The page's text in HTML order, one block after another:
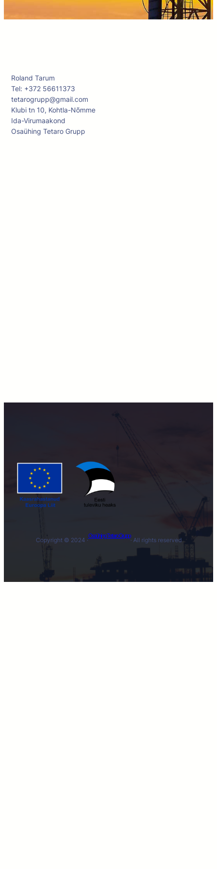
Roland Tarum
Tel: +372 56611373
tetarogrupp@gmail.com
Klubi tn 10, Kohtla-Nõmme
Ida-Virumaakond
Osaühing Tetaro Grupp
Copyright © 2024 ·
Osaühing Tetaro Grupp
· All rights reserved